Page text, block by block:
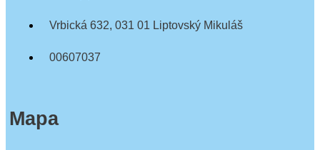
Vrbická 632, 031 01 Liptovský Mikuláš
00607037
Mapa